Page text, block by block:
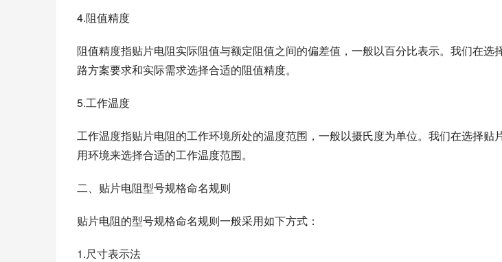
4.阻值精度
阻值精度指贴片电阻实际阻值与额定阻值之间的偏差值，一般以百分比表示。我们在选
路方案要求和实际需求选择合适的阻值精度。
5.工作温度
工作温度指贴片电阻的工作环境所处的温度范围，一般以摄氏度为单位。我们在选择贴
用环境来选择合适的工作温度范围。
二、贴片电阻型号规格命名规则
贴片电阻的型号规格命名规则一般采用如下方式：
1.尺寸表示法